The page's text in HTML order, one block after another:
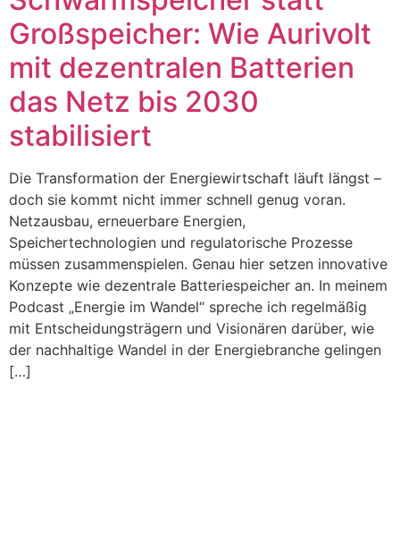
Großspeicher: Wie Aurivolt
mit dezentralen Batterien
das Netz bis 2030
stabilisiert
Die Transformation der Energiewirtschaft läuft längst –
doch sie kommt nicht immer schnell genug voran.
Netzausbau, erneuerbare Energien,
Speichertechnologien und regulatorische Prozesse
müssen zusammenspielen. Genau hier setzen innovative
Konzepte wie dezentrale Batteriespeicher an. In meinem
Podcast „Energie im Wandel“ spreche ich regelmäßig
mit Entscheidungsträgern und Visionären darüber, wie
der nachhaltige Wandel in der Energiebranche gelingen
[…]